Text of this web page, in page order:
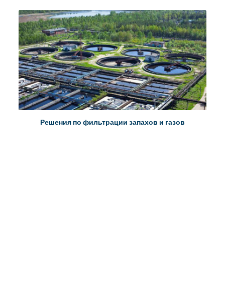
Решения по фильтрации запахов и газов